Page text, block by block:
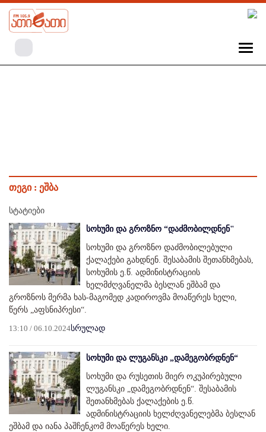
თეგი : ეშბა
სტატიები
სოხუმი და გროზნო “დაძმობილდნენ"
სოხუმი და გროზნო დაძმობილებული
ქალაქები გახდნენ. შესაბამის შეთანხმებას,
სოხუმის ე.წ. ადმინისტრაციის
ხელმძღვანელმა ბესლან ეშბამ და
გროზნოს მერმა ხას-მაგომედ კადიროვმა მოაწერეს ხელი,
წერს „აფსნიპრესი“.
13:10 / 06.10.2024სრულად
სოხუმი და ლუგანსკი „დამეგობრდნენ“
სოხუმი და რუსეთის მიერ ოკუპირებული
ლუგანსკი „დამეგობრდნენ“. შესაბამის
შეთანხმებას ქალაქების ე.წ.
ადმინისტრაციის ხელძღვანელებმა ბესლან
ეშბამ და იანა პაშჩენკომ მოაწერეს ხელი.